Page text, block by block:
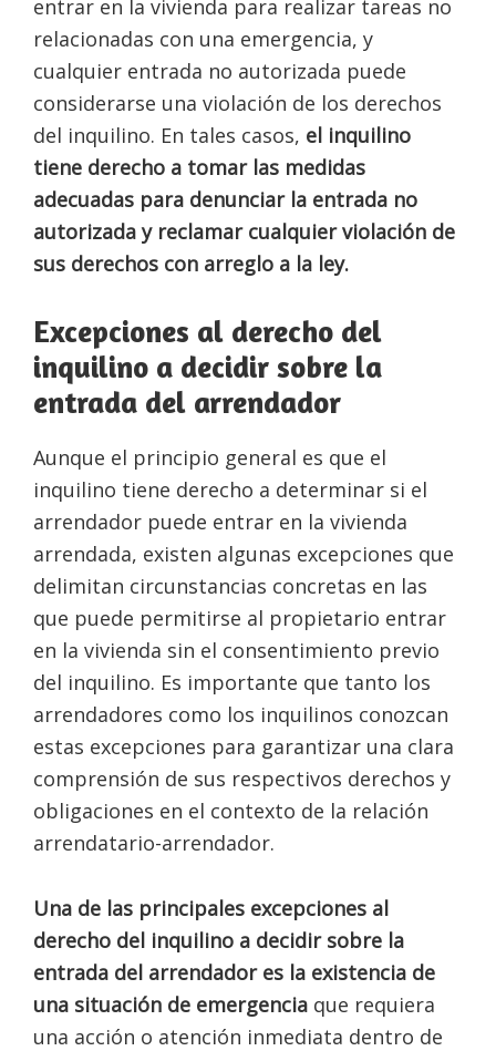
entrar en la vivienda para realizar tareas no
relacionadas con una emergencia, y
cualquier entrada no autorizada puede
considerarse una violación de los derechos
del inquilino. En tales casos, el inquilino
tiene derecho a tomar las medidas
adecuadas para denunciar la entrada no
autorizada y reclamar cualquier violación de
sus derechos con arreglo a la ley.
Excepciones al derecho del
inquilino a decidir sobre la
entrada del arrendador
Aunque el principio general es que el
inquilino tiene derecho a determinar si el
arrendador puede entrar en la vivienda
arrendada, existen algunas excepciones que
delimitan circunstancias concretas en las
que puede permitirse al propietario entrar
en la vivienda sin el consentimiento previo
del inquilino. Es importante que tanto los
arrendadores como los inquilinos conozcan
estas excepciones para garantizar una clara
comprensión de sus respectivos derechos y
obligaciones en el contexto de la relación
arrendatario-arrendador.
Una de las principales excepciones al
derecho del inquilino a decidir sobre la
entrada del arrendador es la existencia de
una situación de emergencia que requiera
una acción o atención inmediata dentro de